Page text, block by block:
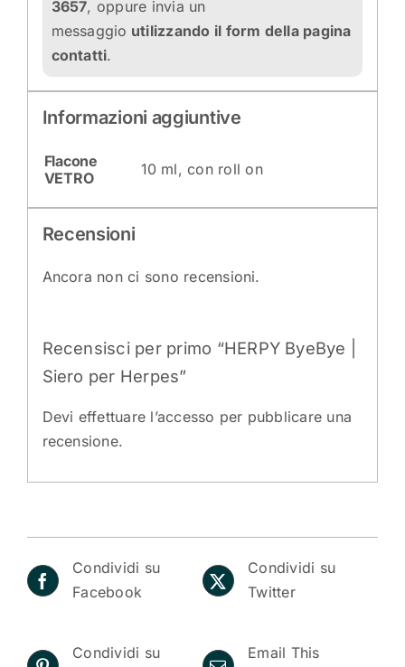
3657, oppure invia un
messaggio utilizzando il form della pagina
contatti.
Informazioni aggiuntive
Flacone
VETRO
10 ml, con roll on
Recensioni
Ancora non ci sono recensioni.
Recensisci per primo “HERPY ByeBye |
Siero per Herpes”
Devi effettuare l’accesso per pubblicare una
recensione.
Condividi su
Facebook
Condividi su
Twitter
Condividi su
Email This